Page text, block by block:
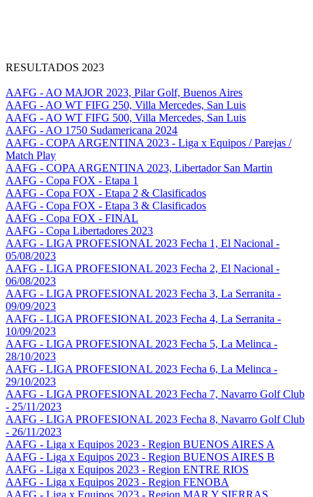
RESULTADOS 2023
AAFG - AO MAJOR 2023, Pilar Golf, Buenos Aires
AAFG - AO WT FIFG 250, Villa Mercedes, San Luis
AAFG - AO WT FIFG 500, Villa Mercedes, San Luis
AAFG - AO 1750 Sudamericana 2024
AAFG - COPA ARGENTINA 2023 - Liga x Equipos / Parejas /
Match Play
AAFG - COPA ARGENTINA 2023, Libertador San Martin
AAFG - Copa FOX - Etapa 1
AAFG - Copa FOX - Etapa 2 & Clasificados
AAFG - Copa FOX - Etapa 3 & Clasificados
AAFG - Copa FOX - FINAL
AAFG - Copa Libertadores 2023
AAFG - LIGA PROFESIONAL 2023 Fecha 1, El Nacional -
05/08/2023
AAFG - LIGA PROFESIONAL 2023 Fecha 2, El Nacional -
06/08/2023
AAFG - LIGA PROFESIONAL 2023 Fecha 3, La Serranita -
09/09/2023
AAFG - LIGA PROFESIONAL 2023 Fecha 4, La Serranita -
10/09/2023
AAFG - LIGA PROFESIONAL 2023 Fecha 5, La Melinca -
28/10/2023
AAFG - LIGA PROFESIONAL 2023 Fecha 6, La Melinca -
29/10/2023
AAFG - LIGA PROFESIONAL 2023 Fecha 7, Navarro Golf Club
- 25/11/2023
AAFG - LIGA PROFESIONAL 2023 Fecha 8, Navarro Golf Club
- 26/11/2023
AAFG - Liga x Equipos 2023 - Region BUENOS AIRES A
AAFG - Liga x Equipos 2023 - Region BUENOS AIRES B
AAFG - Liga x Equipos 2023 - Region ENTRE RIOS
AAFG - Liga x Equipos 2023 - Region FENOBA
AAFG - Liga x Equipos 2023 - Region MAR Y SIERRAS